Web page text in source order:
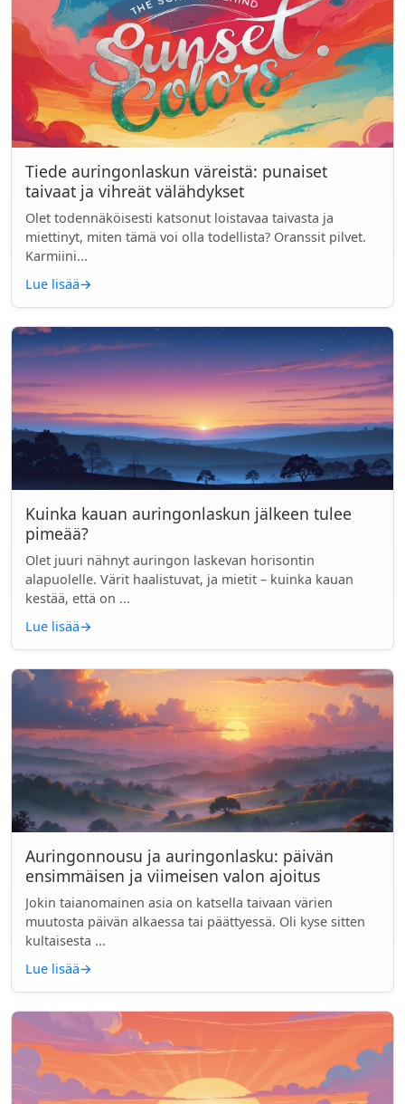
Tiede auringonlaskun väreistä: punaiset
taivaat ja vihreät välähdykset
Olet todennäköisesti katsonut loistavaa taivasta ja
miettinyt, miten tämä voi olla todellista? Oranssit pilvet.
Karmiini...
Lue lisää→
Kuinka kauan auringonlaskun jälkeen tulee
pimeää?
Olet juuri nähnyt auringon laskevan horisontin
alapuolelle. Värit haalistuvat, ja mietit – kuinka kauan
kestää, että on ...
Lue lisää→
Auringonnousu ja auringonlasku: päivän
ensimmäisen ja viimeisen valon ajoitus
Jokin taianomainen asia on katsella taivaan värien
muutosta päivän alkaessa tai päättyessä. Oli kyse sitten
kultaisesta ...
Lue lisää→